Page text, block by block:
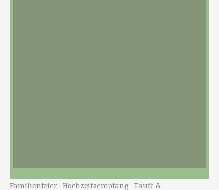
Familienfeier · Hochzeitsempfang · Taufe &